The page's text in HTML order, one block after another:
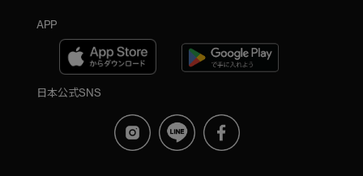
APP
日本公式SNS